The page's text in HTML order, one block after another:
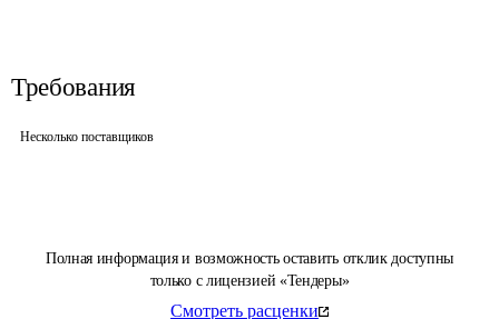
Полная информация и возможность оставить отклик доступны
только с лицензией «Тендеры»
Смотреть расценки
Требования
Несколько поставщиков